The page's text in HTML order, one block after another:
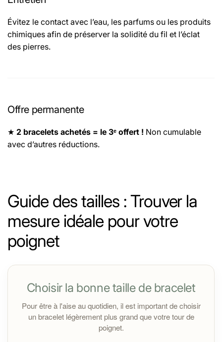
Évitez le contact avec l’eau, les parfums ou les produits
chimiques afin de préserver la solidité du fil et l’éclat
des pierres.
Offre permanente
★ 2 bracelets achetés = le 3ᵉ offert ! Non cumulable
avec d’autres réductions.
excellente durabilité.
Retrouvez les propriétés de chaque pierre
sur cette page.
Retrouvez les origines des pierres des
Toutes les pierres sont purifiées à la fumée de sauge
nettoyer sous un jet d'eau courante pour les nettoyer
si vous en ressentez le besoin.
Guide des tailles : Trouver la
mesure idéale pour votre
poignet
Choisir la bonne taille de bracelet
Pour être à l'aise au quotidien, il est important de choisir
un bracelet légèrement plus grand que votre tour de
poignet.